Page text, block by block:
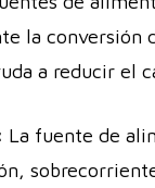
la
a reducir el
La fuente de